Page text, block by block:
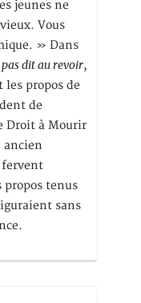
jeunes ne
Vous
» Dans
pas dit au revoir,
propos de
de
Droit à Mourir
ancien
propos tenus
sans